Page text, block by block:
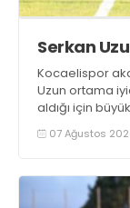
Serkan
Kocaelispor
Uzun ortama
aldığı için
07 Ağustos